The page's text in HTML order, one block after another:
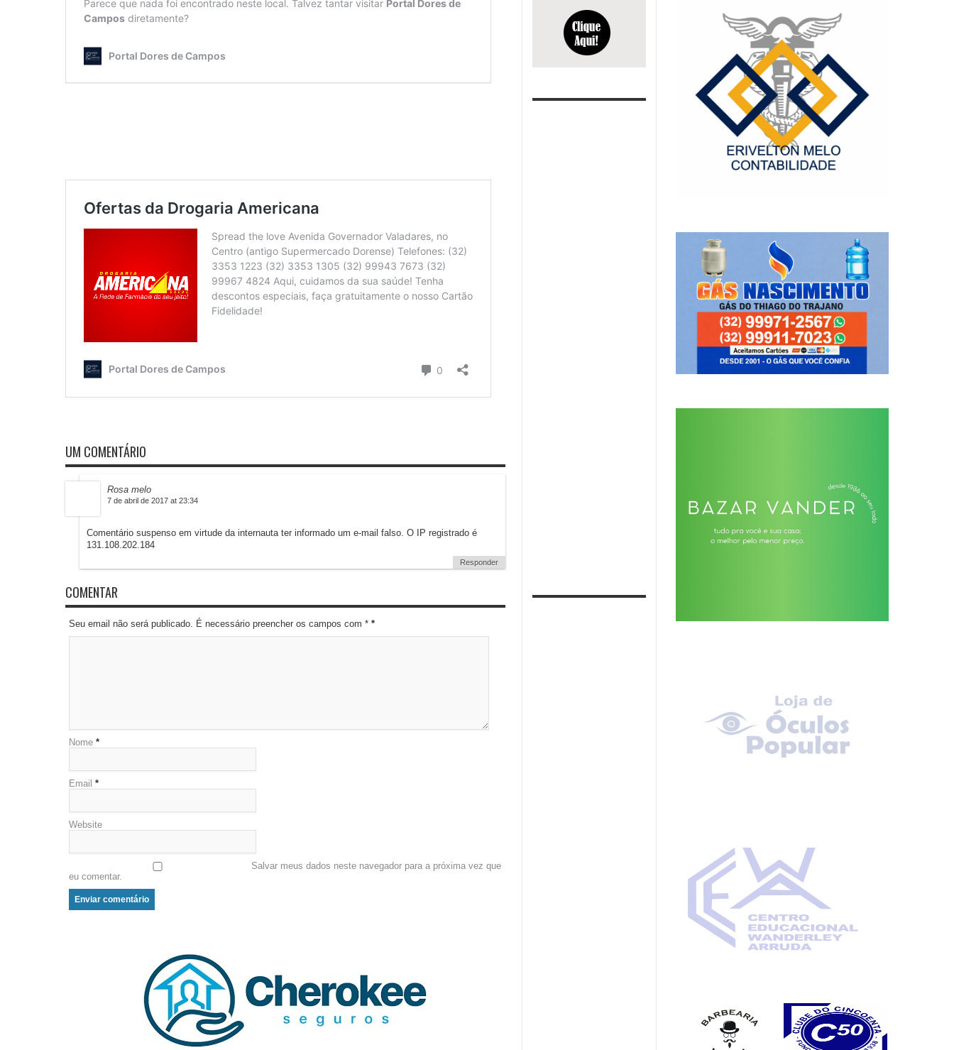
UM COMENTÁRIO
Rosa melo
7 de abril de 2017 at 23:34
Comentário suspenso em virtude da internauta ter informado um e-mail falso. O IP registrado é
131.108.202.184
Responder
COMENTAR
Seu email não será publicado. É necessário preencher os campos com * *
Nome *
Email *
Website
Salvar meus dados neste navegador para a próxima vez que
eu comentar.